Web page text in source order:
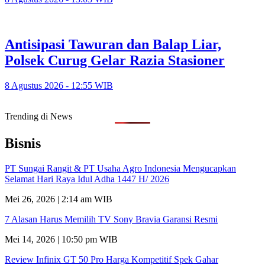
Antisipasi Tawuran dan Balap Liar,
Polsek Curug Gelar Razia Stasioner
8 Agustus 2026 - 12:55 WIB
Trending di News
Bisnis
PT Sungai Rangit & PT Usaha Agro Indonesia Mengucapkan
Selamat Hari Raya Idul Adha 1447 H/ 2026
Mei 26, 2026 | 2:14 am WIB
7 Alasan Harus Memilih TV Sony Bravia Garansi Resmi
Mei 14, 2026 | 10:50 pm WIB
Review Infinix GT 50 Pro Harga Kompetitif Spek Gahar